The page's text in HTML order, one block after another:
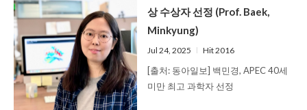
상 수상자 선정 (Prof. Baek,
Minkyung)
Jul 24, 2025 l Hit 2016
[출처: 동아일보] 백민경, APEC 40세
미만 최고 과학자 선정